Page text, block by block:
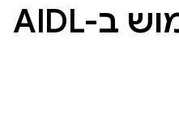
הנחיות לשימוש ב-AIDL